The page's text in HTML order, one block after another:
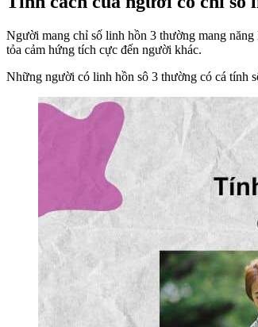
Người mang chỉ số linh hồn 3 thường mang
tỏa cảm hứng tích cực đến người khác.
Những người có linh hồn sô 3 thường có cá tính